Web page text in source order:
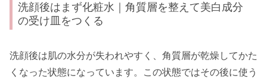
洗顔後はまず化粧水｜角質層を整えて美白成分
の受け皿をつくる
洗顔後は肌の水分が失われやすく、角質層が乾燥してかた
くなった状態になっています。この状態ではその後に使う